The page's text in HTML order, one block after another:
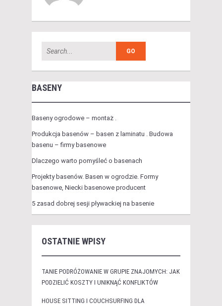
BASENY
Baseny ogrodowe – montaż .
Produkcja basenów – basen z laminatu . Budowa
basenu – firmy basenowe
Dlaczego warto pomyśleć o basenach
Projekty basenów. Basen w ogrodzie. Formy
basenowe, Niecki basenowe producent
5 zasad dobrej sesji pływackiej na basenie
OSTATNIE WPISY
TANIE PODRÓŻOWANIE W GRUPIE ZNAJOMYCH: JAK
PODZIELIĆ KOSZTY I UNIKNĄĆ KONFLIKTÓW
HOUSE SITTING I COUCHSURFING DLA